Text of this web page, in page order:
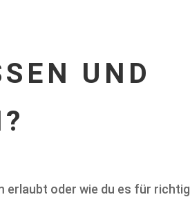
UND S
erlaubt oder wie du es für richtig